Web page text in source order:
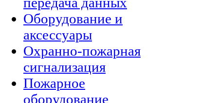
Оборудование и
аксессуары
Охранно-пожарная
сигнализация
Пожарное
оборудование